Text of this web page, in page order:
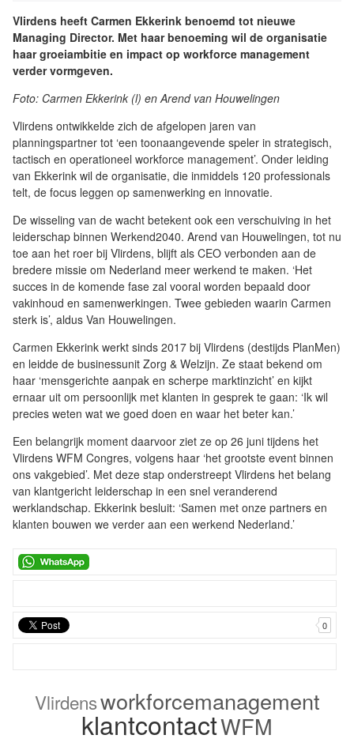
Vlirdens heeft Carmen Ekkerink benoemd tot nieuwe
Managing Director. Met haar benoeming wil de organisatie
haar groeiambitie en impact op workforce management
verder vormgeven.
Foto: Carmen Ekkerink (l) en Arend van Houwelingen
Vlirdens ontwikkelde zich de afgelopen jaren van
planningspartner tot ‘een toonaangevende speler in strategisch,
tactisch en operationeel workforce management’. Onder leiding
van Ekkerink wil de organisatie, die inmiddels 120 professionals
telt, de focus leggen op samenwerking en innovatie.
De wisseling van de wacht betekent ook een verschuiving in het
leiderschap binnen Werkend2040. Arend van Houwelingen, tot nu
toe aan het roer bij Vlirdens, blijft als CEO verbonden aan de
bredere missie om Nederland meer werkend te maken. ‘Het
succes in de komende fase zal vooral worden bepaald door
vakinhoud en samenwerkingen. Twee gebieden waarin Carmen
sterk is’, aldus Van Houwelingen.
Carmen Ekkerink werkt sinds 2017 bij Vlirdens (destijds PlanMen)
en leidde de businessunit Zorg & Welzijn. Ze staat bekend om
haar ‘mensgerichte aanpak en scherpe marktinzicht’ en kijkt
ernaar uit om persoonlijk met klanten in gesprek te gaan: ‘Ik wil
precies weten wat we goed doen en waar het beter kan.’
Een belangrijk moment daarvoor ziet ze op 26 juni tijdens het
Vlirdens WFM Congres, volgens haar ‘het grootste event binnen
ons vakgebied’. Met deze stap onderstreept Vlirdens het belang
van klantgericht leiderschap in een snel veranderend
werklandschap. Ekkerink besluit: ‘Samen met onze partners en
klanten bouwen we verder aan een werkend Nederland.’
0
Vlirdensworkforcemanagement
klantcontactWFM